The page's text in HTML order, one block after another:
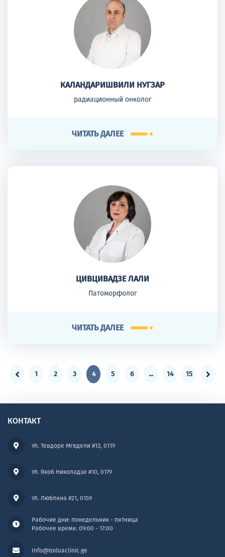
КАЛАНДАРИШВИЛИ НУГЗАР
радиационный онколог
ЧИТАТЬ ДАЛЕЕ
ЦИВЦИВАДЗЕ ЛАЛИ
Патоморфолог
ЧИТАТЬ ДАЛЕЕ
1 2 3 4 5 6 ... 14 15
КОНТАКТ
Ул. Тевдоре Мгвдели #13, 0119
Рабочие дни: понедельник - пятница
Рабочее время: 09:00 - 17:00
Ул. Якоб Николадзе #10, 0179
Info@toduaclinic.ge
Ул. Любляна #21, 0159